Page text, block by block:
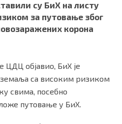
су БиХ на листу
за путовање због
корона
ЦДЦ објавио, БиХ је
са високим ризиком
свима, посебно
путовање у БиХ.